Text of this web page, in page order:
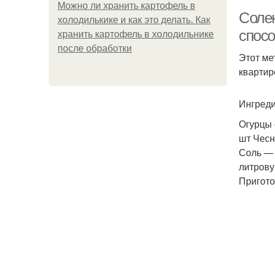
Можно ли хранить картофель в
холодилькике и как это делать. Как
хранить картофель в холодильнике
после обработки
Этот
Огурцы
шт
Соль —